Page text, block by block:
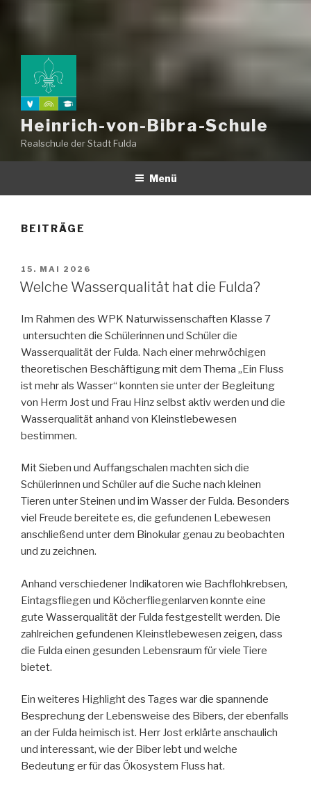
Heinrich-von-Bibra-Schule
Realschule der Stadt Fulda
Menü
BEITRÄGE
VERÖFFENTLICHT
AM
15. MAI 2026
Welche Wasserqualität hat die Fulda?
Im Rahmen des WPK Naturwissenschaften Klasse 7
untersuchten die Schülerinnen und Schüler die
Wasserqualität der Fulda. Nach einer mehrwöchigen
theoretischen Beschäftigung mit dem Thema „Ein Fluss
ist mehr als Wasser“ konnten sie unter der Begleitung
von Herrn Jost und Frau Hinz selbst aktiv werden und die
Wasserqualität anhand von Kleinstlebewesen
bestimmen.
Mit Sieben und Auffangschalen machten sich die
Schülerinnen und Schüler auf die Suche nach kleinen
Tieren unter Steinen und im Wasser der Fulda. Besonders
viel Freude bereitete es, die gefundenen Lebewesen
anschließend unter dem Binokular genau zu beobachten
und zu zeichnen.
Anhand verschiedener Indikatoren wie Bachflohkrebsen,
Eintagsfliegen und Köcherfliegenlarven konnte eine
gute Wasserqualität der Fulda festgestellt werden. Die
zahlreichen gefundenen Kleinstlebewesen zeigen, dass
die Fulda einen gesunden Lebensraum für viele Tiere
bietet.
Ein weiteres Highlight des Tages war die spannende
Besprechung der Lebensweise des Bibers, der ebenfalls
an der Fulda heimisch ist. Herr Jost erklärte anschaulich
und interessant, wie der Biber lebt und welche
Bedeutung er für das Ökosystem Fluss hat.